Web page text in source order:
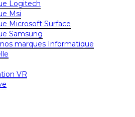
Logitech
Msi
Microsoft Surface
Samsung
marques Informatique
VR